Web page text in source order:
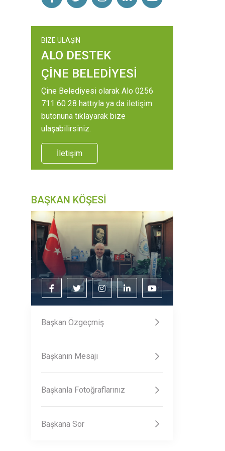
BIZE ULAŞIN
ALO DESTEK
ÇİNE BELEDİYESİ
Çine Belediyesi olarak Alo 0256
711 60 28 hattıyla ya da iletişim
butonuna tıklayarak bize
ulaşabilirsiniz.
İletişim
BAŞKAN KÖŞESİ
Başkan Özgeçmiş
Başkanın Mesajı
Başkanla Fotoğraflarınız
Başkana Sor